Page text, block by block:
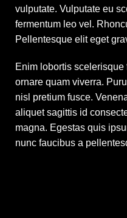
vulputate. Vulputate eu
fermentum leo vel.
Pellentesque elit eget
Enim lobortis
ornare quam viverra.
nisl pretium fusce.
aliquet sagittis id
magna. Egestas quis
nunc faucibus a